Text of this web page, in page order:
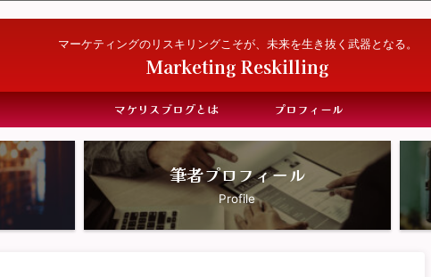
マーケティングのリスキリングこそが、未来を生き抜く武器となる。
Marketing Reskilling
マケリスブログとは プロフィール
筆者プロフィール
Profile